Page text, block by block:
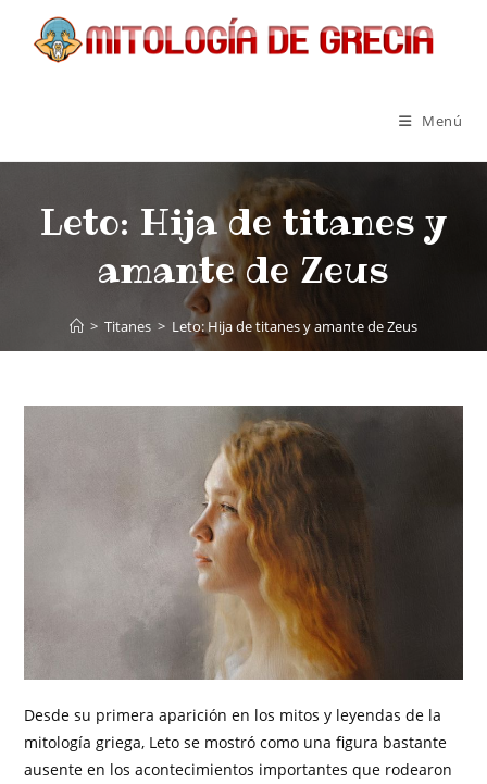
Menú
Leto: Hija de titanes y
amante de Zeus
> Titanes > Leto: Hija de titanes y amante de Zeus
Desde su primera aparición en los mitos y leyendas de la
mitología griega, Leto se mostró como una figura bastante
ausente en los acontecimientos importantes que rodearon